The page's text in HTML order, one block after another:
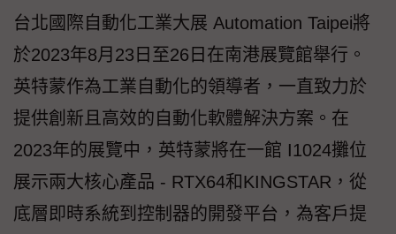
台北國際自動化工業大展 Automation Taipei將
於2023年8月23日至26日在南港展覽館舉行。
英特蒙作為工業自動化的領導者，一直致力於
提供創新且高效的自動化軟體解決方案。在
2023年的展覽中，英特蒙將在一館 I1024攤位
展示兩大核心產品 - RTX64和KINGSTAR，從
底層即時系統到控制器的開發平台，為客戶提